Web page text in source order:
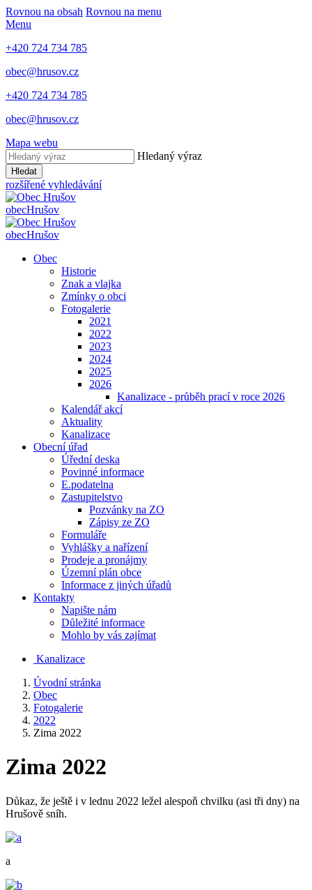
Rovnou na obsah Rovnou na menu
Menu
+420 724 734 785
obec@hrusov.cz
+420 724 734 785
obec@hrusov.cz
Mapa webu
Hledaný výraz
Hledat
rozšířené vyhledávání
obecHrušov
obecHrušov
Obec
Historie
Znak a vlajka
Zmínky o obci
Fotogalerie
2021
2022
2023
2024
2025
2026
Kanalizace - průběh prací v roce 2026
Kalendář akcí
Aktuality
Kanalizace
Obecní úřad
Úřední deska
Povinné informace
E.podatelna
Zastupitelstvo
Pozvánky na ZO
Zápisy ze ZO
Formuláře
Vyhlášky a nařízení
Prodeje a pronájmy
Územní plán obce
Informace z jiných úřadů
Kontakty
Napište nám
Důležité informace
Mohlo by vás zajímat
Kanalizace
Úvodní stránka
Obec
Fotogalerie
2022
Zima 2022
Zima 2022
Důkaz, že ještě i v lednu 2022 ležel alespoň chvilku (asi tři dny) na
Hrušově sníh.
a